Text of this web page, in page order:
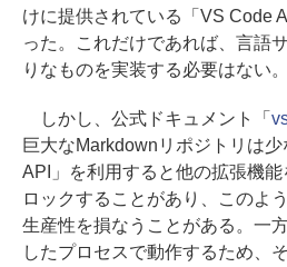
けに提供されている「VS Code
った。これだけであれば、言語
りなものを実装する必要はない。
しかし、公式ドキュメント「
巨大なMarkdownリポジトリは
API」を利用すると他の拡張機
ロックすることがあり、このよ
生産性を損なうことがある。一
したプロセスで動作するため、